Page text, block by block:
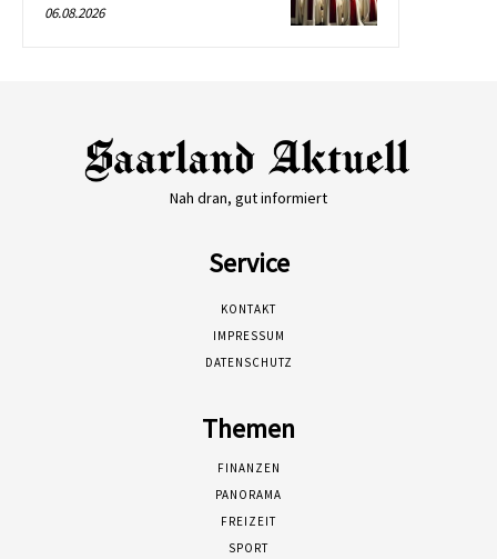
06.08.2026
Nah dran, gut informiert
Service
KONTAKT
IMPRESSUM
DATENSCHUTZ
Themen
FINANZEN
PANORAMA
FREIZEIT
SPORT